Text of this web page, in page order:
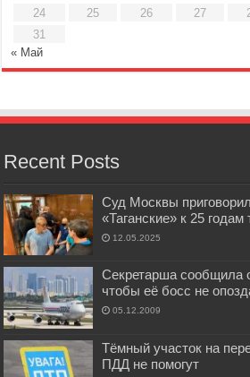
24
25 26 27
31
« Май
Recent Posts
Суд Москвы
«Таганские» к 25
12.05.2025
Секретарша сообщила
чтобы её босс не
05.12.2009
Тёмный участок на
ПДД не помогут